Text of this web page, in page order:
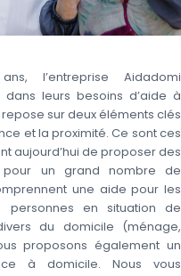
l’entreprise Aidadomi
leurs besoins d’aide à
sur deux éléments clés
et la proximité. Ce sont ces
aujourd’hui de proposer des
pour un grand nombre de
une aide pour les
personnes en situation de
du domicile (ménage,
proposons également un
à domicile. Nous vous